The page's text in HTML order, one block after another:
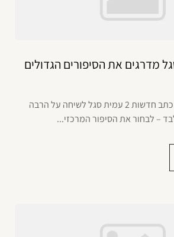
וסגל מדרגים את הסיפורים הגדולים
רביב דרוקר הזמין את כתב חדשות 2 עמית סגל לשיחה על הרבה
– לבחור את הסיפור המרכזי...